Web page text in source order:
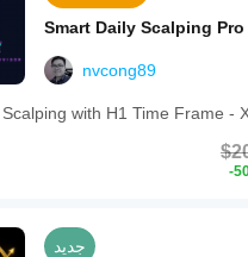
Smart Daily Scalping Pro
nvcong89
with H1 Time Frame -
-
جديد